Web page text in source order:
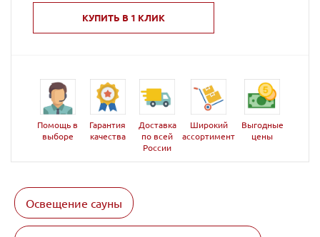
КУПИТЬ В 1 КЛИК
Помощь в
выборе
Гарантия
качества
Доставка
по всей
России
Широкий
ассортимент
Выгодные
цены
Освещение сауны